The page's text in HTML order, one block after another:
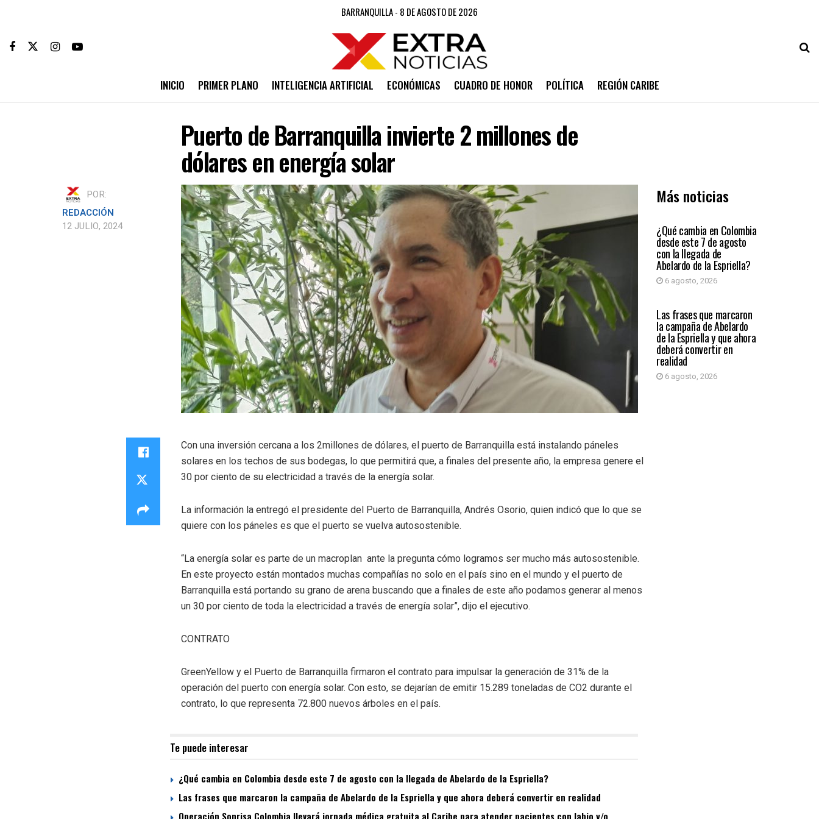
BARRANQUILLA - 8 DE AGOSTO DE 2026
INICIO PRIMER PLANO INTELIGENCIA ARTIFICIAL ECONÓMICAS CUADRO DE HONOR POLÍTICA REGIÓN CARIBE
Puerto de Barranquilla invierte 2 millones de
dólares en energía solar
POR:
REDACCIÓN
12 JULIO, 2024
Más noticias
PRIMER PLANO
¿Qué cambia en Colombia
desde este 7 de agosto
con la llegada de
Abelardo de la Espriella?
6 agosto, 2026
PRIMER PLANO
Las frases que marcaron
la campaña de Abelardo
de la Espriella y que ahora
deberá convertir en
realidad
6 agosto, 2026
Con una inversión cercana a los 2millones de dólares, el puerto de Barranquilla está instalando páneles
solares en los techos de sus bodegas, lo que permitirá que, a finales del presente año, la empresa genere el
30 por ciento de su electricidad a través de la energía solar.
La información la entregó el presidente del Puerto de Barranquilla, Andrés Osorio, quien indicó que lo que se
quiere con los páneles es que el puerto se vuelva autosostenible.
“La energía solar es parte de un macroplan ante la pregunta cómo logramos ser mucho más autosostenible.
En este proyecto están montados muchas compañías no solo en el país sino en el mundo y el puerto de
Barranquilla está portando su grano de arena buscando que a finales de este año podamos generar al menos
un 30 por ciento de toda la electricidad a través de energía solar”, dijo el ejecutivo.
CONTRATO
GreenYellow y el Puerto de Barranquilla firmaron el contrato para impulsar la generación de 31% de la
operación del puerto con energía solar. Con esto, se dejarían de emitir 15.289 toneladas de CO2 durante el
contrato, lo que representa 72.800 nuevos árboles en el país.
Te puede interesar
¿Qué cambia en Colombia desde este 7 de agosto con la llegada de Abelardo de la Espriella?
Las frases que marcaron la campaña de Abelardo de la Espriella y que ahora deberá convertir en realidad
Operación Sonrisa Colombia llevará jornada médica gratuita al Caribe para atender pacientes con labio y/o